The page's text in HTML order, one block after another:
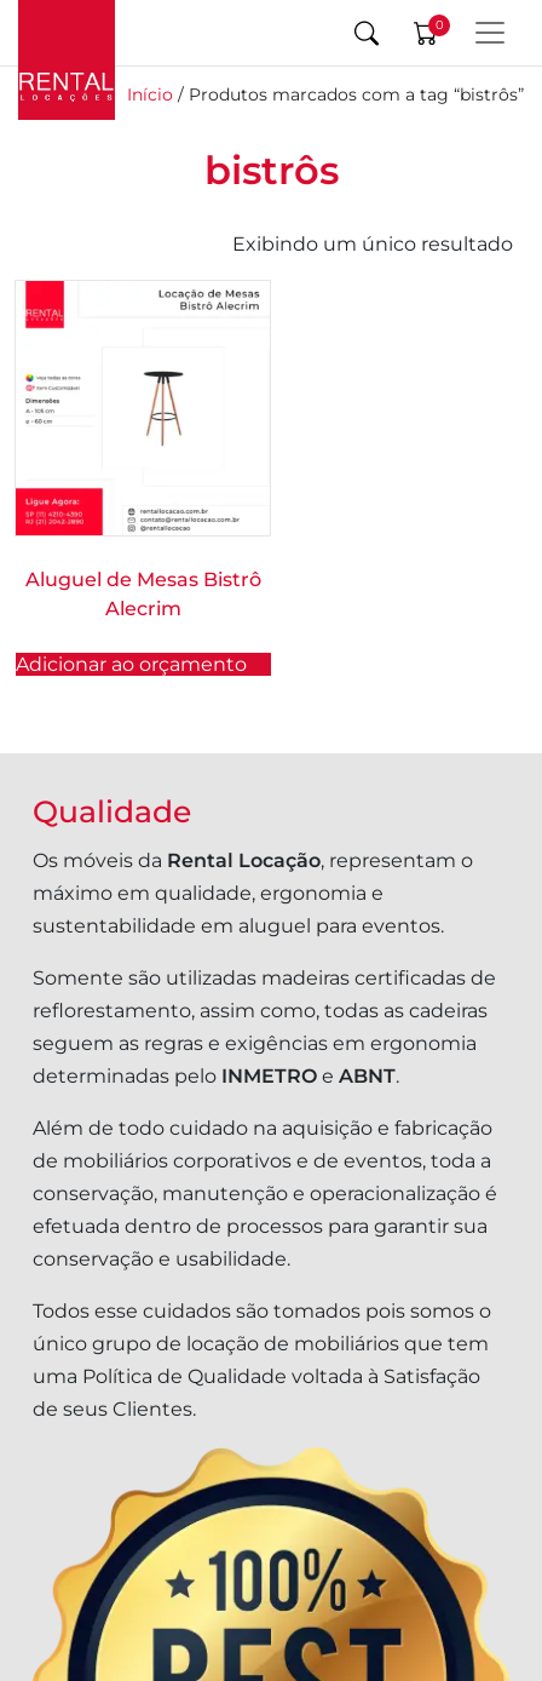
0
Início / Produtos marcados com a tag “bistrôs”
bistrôs
Exibindo um único resultado
Aluguel de Mesas Bistrô
Alecrim
Adicionar ao orçamento
Qualidade
Os móveis da Rental Locação, representam o
máximo em qualidade, ergonomia e
sustentabilidade em aluguel para eventos.
Somente são utilizadas madeiras certificadas de
reflorestamento, assim como, todas as cadeiras
seguem as regras e exigências em ergonomia
determinadas pelo INMETRO e ABNT.
Além de todo cuidado na aquisição e fabricação
de mobiliários corporativos e de eventos, toda a
conservação, manutenção e operacionalização é
efetuada dentro de processos para garantir sua
conservação e usabilidade.
Todos esse cuidados são tomados pois somos o
único grupo de locação de mobiliários que tem
uma Política de Qualidade voltada à Satisfação
de seus Clientes.